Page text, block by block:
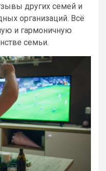
других семей и
организаций. Всё
и гармоничную
семьи.